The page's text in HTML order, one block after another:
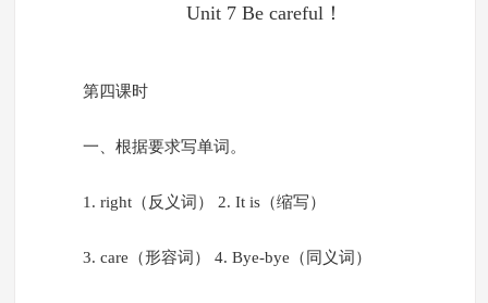
Unit 7 Be careful！
第四课时
一、根据要求写单词。
1. right（反义词） 2. It is（缩写）
3. care（形容词） 4. Bye-bye（同义词）